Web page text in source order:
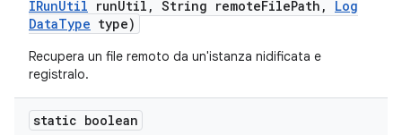
IRunUtil runUtil , String remoteFilePath ,
Log
DataType type)
Recupera un file remoto da un'istanza nidificata e
registralo.
static boolean